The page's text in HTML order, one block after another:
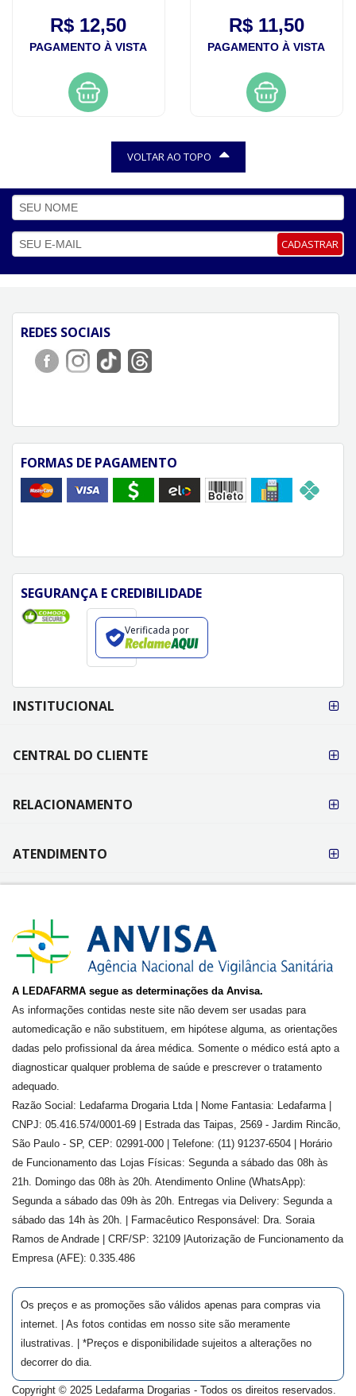
R$ 12,50
PAGAMENTO À VISTA
R$ 11,50
PAGAMENTO À VISTA
VOLTAR AO TOPO
CADASTRAR
REDES SOCIAIS
FORMAS DE PAGAMENTO
SEGURANÇA E CREDIBILIDADE
Verificada por
FORMAS DE
PAGAMENTO
INSTITUCIONAL
CENTRAL DO CLIENTE
RELACIONAMENTO
ATENDIMENTO
A LEDAFARMA segue as determinações da Anvisa.
As informações contidas neste site não devem ser usadas para
automedicação e não substituem, em hipótese alguma, as orientações
dadas pelo profissional da área médica. Somente o médico está apto a
diagnosticar qualquer problema de saúde e prescrever o tratamento
adequado.
Razão Social: Ledafarma Drogaria Ltda | Nome Fantasia: Ledafarma |
CNPJ: 05.416.574/0001-69 | Estrada das Taipas, 2569 - Jardim Rincão,
São Paulo - SP, CEP: 02991-000 | Telefone: (11) 91237-6504 | Horário
de Funcionamento das Lojas Físicas: Segunda a sábado das 08h às
21h. Domingo das 08h às 20h. Atendimento Online (WhatsApp):
Segunda a sábado das 09h às 20h. Entregas via Delivery: Segunda a
sábado das 14h às 20h. | Farmacêutico Responsável: Dra. Soraia
Ramos de Andrade
| CRF/SP: 32109 |Autorização de Funcionamento da
Empresa (AFE): 0.335.486
Os preços e as promoções são válidos apenas para compras via
internet. | As fotos contidas em nosso site são meramente
ilustrativas. | *Preços e disponibilidade sujeitos a alterações no
decorrer do dia.
Copyright © 2025 Ledafarma Drogarias - Todos os direitos reservados.